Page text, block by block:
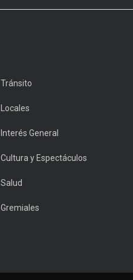
Tránsito
Locales
Interés General
Cultura y Espectáculos
Salud
Gremiales